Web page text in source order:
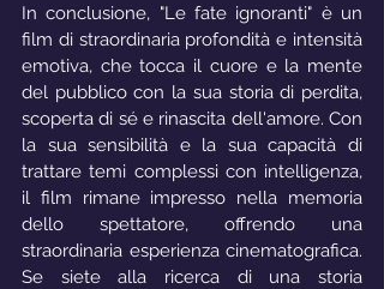
In conclusione, "Le fate ignoranti" è un
film di straordinaria profondità e intensità
emotiva, che tocca il cuore e la mente
del pubblico con la sua storia di perdita,
scoperta di sé e rinascita dell'amore. Con
la sua sensibilità e la sua capacità di
trattare temi complessi con intelligenza,
il film rimane impresso nella memoria
dello spettatore, offrendo una
straordinaria esperienza cinematografica.
Se siete alla ricerca di una storia